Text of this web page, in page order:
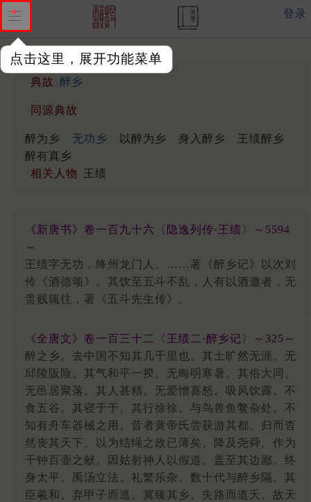
点击这里，展开功能菜单
登录
典故 醉乡
同源典故
醉为乡 无功乡 以醉为乡 身入醉乡
王绩醉乡
醉有真乡
相关人物
王绩
《新唐书》卷一百九十六〈隐逸列传·王绩〉～5594
～
王绩字无功，绛州龙门人。……著《醉乡记》以次刘
伶《酒德颂》。其饮至五斗不乱，人有以酒邀者，无
贵贱辄往，著《五斗先生传》。
《全唐文》卷一百三十二〈王绩二·醉乡记〉～325～
醉之乡。去中国不知其几千里也。其土旷然无涯。无
邱陵阪险。其气和平一揆。无晦明寒暑。其俗大同。
无邑居聚落。其人甚精。无爱憎喜怒。吸风饮露。不
食五谷。其寝于于。其行徐徐。与鸟兽鱼鳖杂处。不
知有舟车器械之用。昔者黄帝氏尝获游其都。归而杳
然丧其天下。以为结绳之政已薄矣。降及尧舜。作为
千钟百壶之献。因姑射神人以假道。盖至其边鄙。终
身太平。禹汤立法。礼繁乐杂。数十代与醉乡隔。其
臣羲和。弃甲子而逃。冀臻其乡。失路而道夭。故天